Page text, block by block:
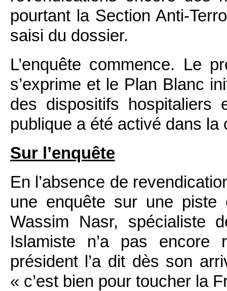
pourtant la Section Anti-
saisi du dossier.
L’enquête commence. Le
s’exprime et le Plan Blanc
des dispositifs hospitaliers
publique a été activé dans la
Sur l’enquête
En l’absence de
une enquête sur une
Wassim Nasr, spécialiste
Islamiste n’a pas encore
président l’a dit dès son
« c’est bien pour toucher la